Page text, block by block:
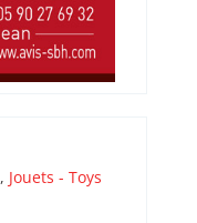
, Jouets - Toys